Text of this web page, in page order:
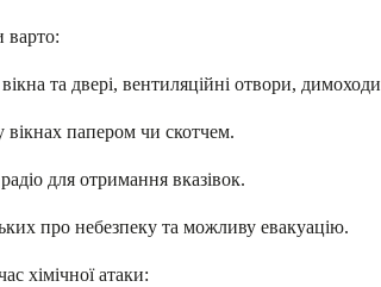
варто:
та двері, вентиляційні отвори,
вікнах папером чи скотчем.
для отримання вказівок.
про небезпеку та можливу евакуацію.
хімічної атаки: